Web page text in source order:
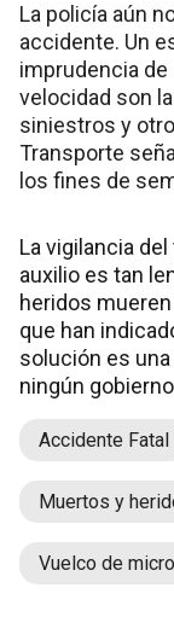
La policía aún
accidente. Un
imprudencia
velocidad son
siniestros y
Transporte
los fines de
La vigilancia
auxilio es tan
heridos
que han
solución es
ningún
Accidente Fatal
Muertos y
Vuelco de micro